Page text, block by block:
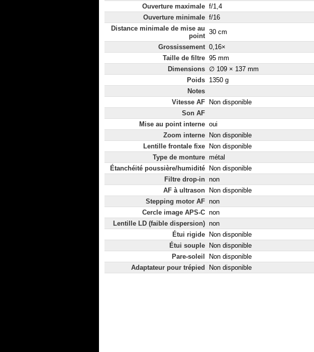
Ouverture maximale f/1,4
Ouverture minimale f/16
Distance minimale de mise au
point
30 cm
Grossissement 0,16×
Taille de filtre 95 mm
Dimensions ∅ 109 × 137 mm
Poids 1350 g
Notes
Vitesse AF
Non disponible
Son AF
Mise au point interne oui
Zoom interne
Non disponible
Lentille frontale fixe
Non disponible
Type de monture métal
Étanchéité poussière/humidité
Non disponible
Filtre drop-in non
AF à ultrason
Non disponible
Stepping motor AF non
Cercle image APS-C non
Lentille LD (faible dispersion) non
Étui rigide
Non disponible
Étui souple
Non disponible
Pare-soleil
Non disponible
Adaptateur pour trépied
Non disponible